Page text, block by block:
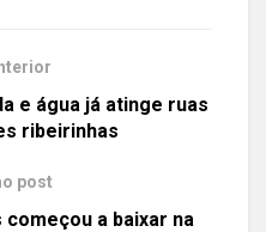
e água já atinge ruas
ribeirinhas
post
começou a baixar na